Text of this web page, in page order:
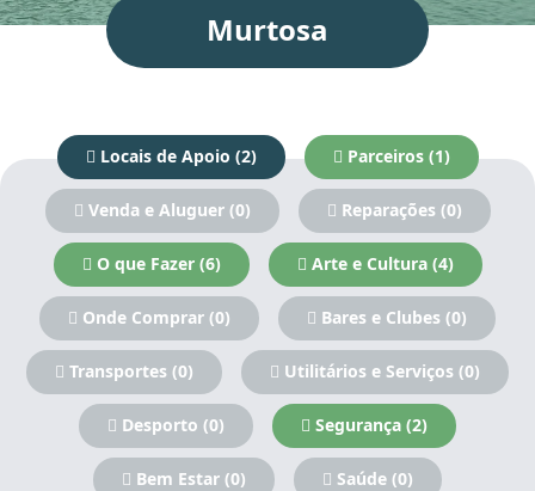
Murtosa
Locais de Apoio (2) Parceiros (1)
Venda e Aluguer (0) Reparações (0)
O que Fazer (6) Arte e Cultura (4)
Onde Comprar (0) Bares e Clubes (0)
Transportes (0) Utilitários e Serviços (0)
Desporto (0) Segurança (2)
Bem Estar (0) Saúde (0)